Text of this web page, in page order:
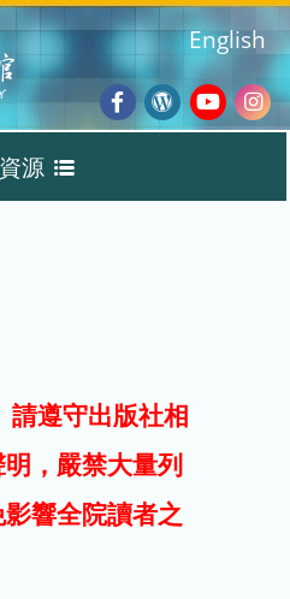
Facebook
Wordpress
English
源
刊
用
請遵守出版社相
，嚴禁大量列
響全院讀者之